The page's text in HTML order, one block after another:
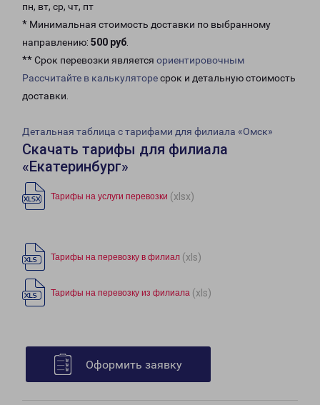
пн, вт, ср, чт, пт
* Минимальная стоимость доставки по выбранному
направлению: 500 руб.
** Срок перевозки является ориентировочным
Рассчитайте в калькуляторесрок и детальную стоимость
доставки.
Детальная таблица с тарифами для филиала «Омск»
Скачать тарифы для филиала
«Екатеринбург»
Тарифы на услуги перевозки (xlsx)
Тарифы на перевозку в филиал (xls)
Тарифы на перевозку из филиала (xls)
Оформить заявку